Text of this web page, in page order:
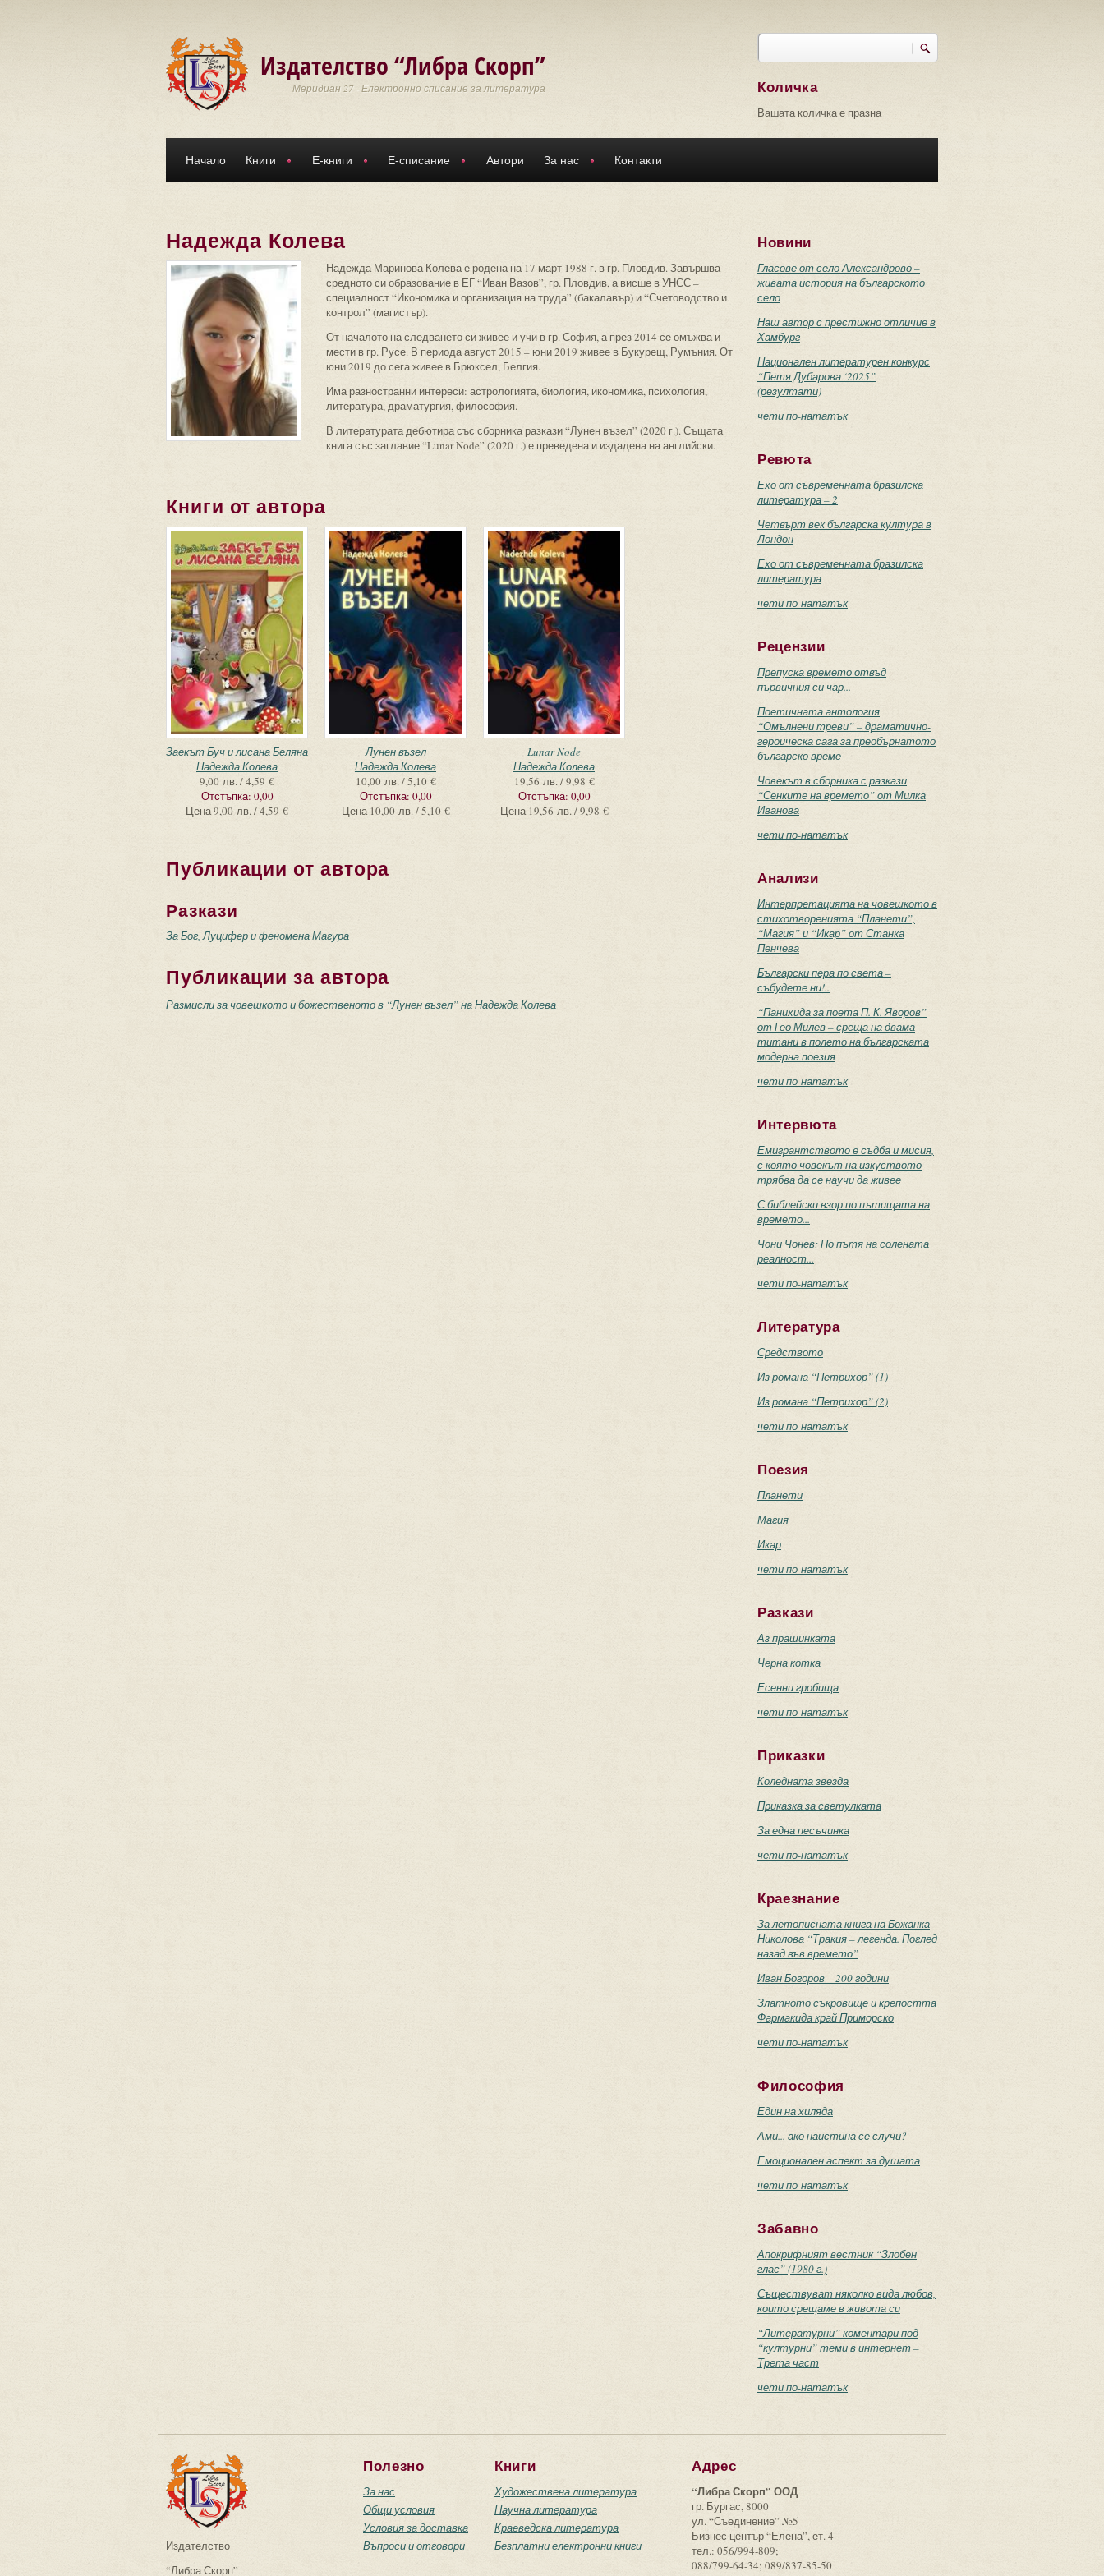
Издателство “Либра Скорп”
Меридиан 27 - Електронно списание за литература
Търси
Количка
Вашата количка е празна
Начало Книги Е-книги Е-списание Автори За нас Контакти
Надежда Колева
Надежда Маринова Колева е родена на 17 март 1988 г. в гр. Пловдив. Завършва
средното си образование в ЕГ “Иван Вазов”, гр. Пловдив, а висше в УНСС –
специалност “Икономика и организация на труда” (бакалавър) и “Счетоводство и
контрол” (магистър).
От началото на следването си живее и учи в гр. София, а през 2014 се омъжва и
мести в гр. Русе. В периода август 2015 – юни 2019 живее в Букурещ, Румъния. От
юни 2019 до сега живее в Брюксел, Белгия.
Има разностранни интереси: астрологията, биология, икономика, психология,
литература, драматургия, философия.
В литературата дебютира със сборника разкази “Лунен възел” (2020 г.). Същата
книга със заглавие “Lunar Node” (2020 г.) е преведена и издадена на английски.
Книги от автора
Заекът Буч и лисана Беляна
Надежда Колева
9,00 лв. / 4,59 €
Отстъпка: 0,00
Цена9,00 лв. / 4,59 €
Лунен възел
Надежда Колева
10,00 лв. / 5,10 €
Отстъпка: 0,00
Цена 10,00 лв. / 5,10 €
Lunar Node
Надежда Колева
19,56 лв. / 9,98 €
Отстъпка: 0,00
Цена 19,56 лв. / 9,98 €
Публикации от автора
Разкази
За Бог, Луцифер и феномена Магура
Публикации за автора
Размисли за човешкото и божественото в “Лунен възел” на Надежда Колева
Новини
Гласове от село Александрово –
живата история на българското
село
Наш автор с престижно отличие в
Хамбург
Национален литературен конкурс
“Петя Дубарова ‘2025”
(резултати)
чети по-нататък
Ревюта
Ехо от съвременната бразилска
литература – 2
Четвърт век българска култура в
Лондон
Ехо от съвременната бразилска
литература
чети по-нататък
Рецензии
Препуска времето отвъд
първичния си чар...
Поетичната антология
“Омълнени треви” – драматично-
героическа сага за преобърнатото
българско време
Човекът в сборника с разкази
“Сенките на времето” от Милка
Иванова
чети по-нататък
Анализи
Интерпретацията на човешкото в
стихотворенията “Планети”,
“Магия” и “Икар” от Станка
Пенчева
Български пера по света –
събудете ни!..
“Панихида за поета П. К. Яворов”
от Гео Милев – среща на двама
титани в полето на българската
модерна поезия
чети по-нататък
Интервюта
Емигрантството е съдба и мисия,
с която човекът на изкуството
трябва да се научи да живее
С библейски взор по пътищата на
времето...
Чони Чонев: По пътя на солената
реалност...
чети по-нататък
Литература
Средството
Из романа “Петрихор” (1)
Из романа “Петрихор” (2)
чети по-нататък
Поезия
Планети
Магия
Икар
чети по-нататък
Разкази
Аз прашинката
Черна котка
Есенни гробища
чети по-нататък
Приказки
Коледната звезда
Приказка за светулката
За една песъчинка
чети по-нататък
Краезнание
За летописната книга на Божанка
Николова “Тракия – легенда. Поглед
назад във времето”
Иван Богоров – 200 години
Златното съкровище и крепостта
Фармакида край Приморско
чети по-нататък
Философия
Един на хиляда
Ами... ако наистина се случи?
Емоционален аспект за душата
чети по-нататък
Забавно
Апокрифният вестник “Злобен
глас” (1980 г.)
Съществуват няколко вида любов,
които срещаме в живота си
“Литературни” коментари под
“културни” теми в интернет –
Трета част
чети по-нататък
Издателство
“Либра Скорп”
Полезно
За нас
Общи условия
Условия за доставка
Въпроси и отговори
Книги
Художествена литература
Научна литература
Краеведска литература
Безплатни електронни книги
Адрес
“Либра Скорп” ООД
гр. Бургас, 8000
ул. “Съединение” №5
Бизнес център “Елена”, ет. 4
тел.: 056/994-809;
088/799-64-34; 089/837-85-50